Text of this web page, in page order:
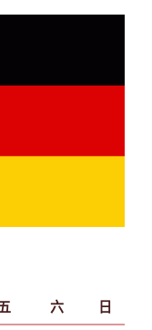
六 日